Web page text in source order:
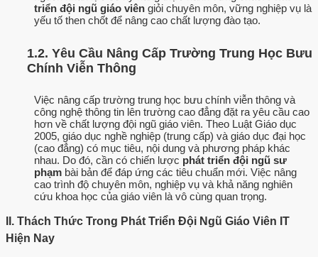
triển đội ngũ giáo viên giỏi chuyên môn, vững nghiệp vụ là
yếu tố then chốt để nâng cao chất lượng đào tạo.
1.2. Yêu Cầu Nâng Cấp Trường Trung Học Bưu
Chính Viễn Thông
Việc nâng cấp trường trung học bưu chính viễn thông và
công nghệ thông tin lên trường cao đẳng đặt ra yêu cầu cao
hơn về chất lượng đội ngũ giáo viên. Theo Luật Giáo dục
2005, giáo dục nghề nghiệp (trung cấp) và giáo dục đại học
(cao đẳng) có mục tiêu, nội dung và phương pháp khác
nhau. Do đó, cần có chiến lược phát triển đội ngũ sư
phạm bài bản để đáp ứng các tiêu chuẩn mới. Việc nâng
cao trình độ chuyên môn, nghiệp vụ và khả năng nghiên
cứu khoa học của giáo viên là vô cùng quan trọng.
II. Thách Thức Trong Phát Triển Đội Ngũ Giáo Viên IT
Hiện Nay